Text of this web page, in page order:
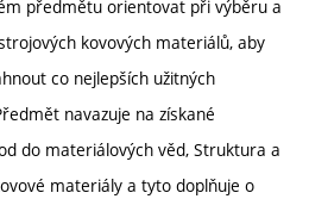
předmětu orientovat při výběru a
kovových materiálů, aby
co nejlepších užitných
navazuje na získané
do materiálových věd, Struktura a
materiály a tyto doplňuje o